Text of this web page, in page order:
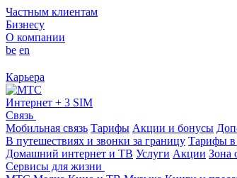
Частным клиентам
Бизнесу
О компании
be en
Карьера
Интернет + 3 SIM
Связь
Мобильная связь Тарифы Акции и бонусы
В путешествиях и звонки за границу Тарифы в
Домашний интернет и ТВ Услуги Акции Зона
Сервисы для жизни